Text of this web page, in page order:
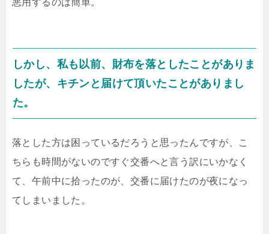
悪用するのは簡単。
しかし、私も以前、財布を落としたことがありま
したが、キチンと届けて頂いたことがありまし
た。
落とした方は困っているだろうと思ったんですが、こ
ちらも時間がないのですぐ交番へと言う訳にいかなく
て、午前中に拾ったのが、交番に届けたのが夜になっ
てしまいました。